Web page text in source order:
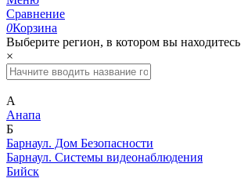
Сравнение
0Корзина
Выберите регион, в котором вы находитесь
×
А
Анапа
Б
Барнаул. Дом Безопасности
Барнаул. Системы видеонаблюдения
Бийск